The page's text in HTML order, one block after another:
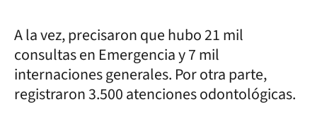
A la vez, precisaron que hubo 21 mil
consultas en Emergencia y 7 mil
internaciones generales. Por otra parte,
registraron 3.500 atenciones odontológicas.